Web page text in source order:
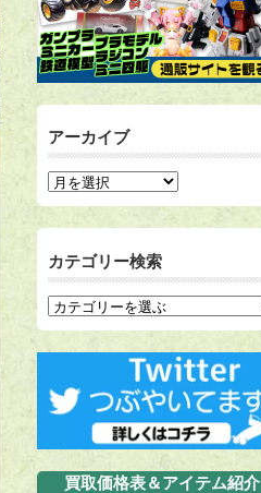
アーカイブ
カテゴリー検索
買取価格表＆アイテム紹介